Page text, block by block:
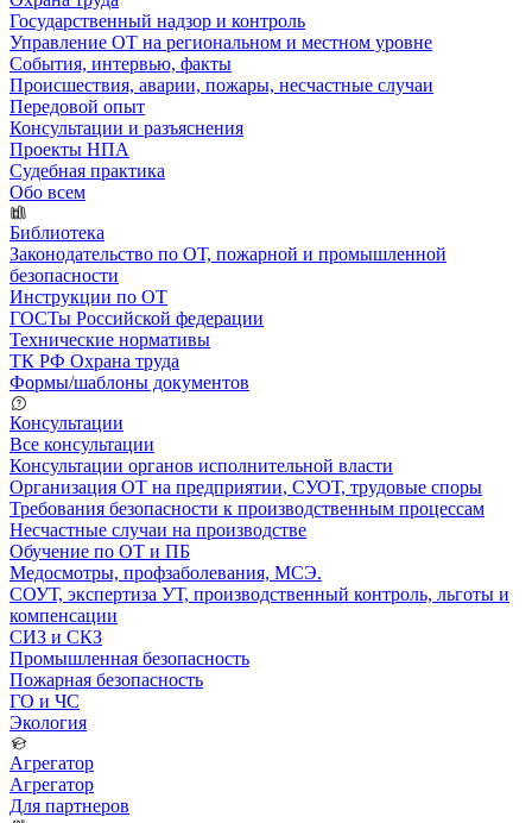
Государственный надзор и контроль
Управление ОТ на региональном и местном уровне
События, интервью, факты
Происшествия, аварии, пожары, несчастные случаи
Передовой опыт
Консультации и разъяснения
Проекты НПА
Судебная практика
Обо всем
Библиотека
Законодательство по ОТ, пожарной и промышленной
безопасности
Инструкции по ОТ
ГОСТы Российской федерации
Технические нормативы
ТК РФ Охрана труда
Формы/шаблоны документов
Консультации
Все консультации
Консультации органов исполнительной власти
Организация ОТ на предприятии, СУОТ, трудовые споры
Требования безопасности к производственным процессам
Несчастные случаи на производстве
Обучение по ОТ и ПБ
Медосмотры, профзаболевания, МСЭ.
СОУТ, экспертиза УТ, производственный контроль, льготы и
компенсации
СИЗ и СКЗ
Промышленная безопасность
Пожарная безопасность
ГО и ЧС
Экология
Агрегатор
Агрегатор
Для партнеров